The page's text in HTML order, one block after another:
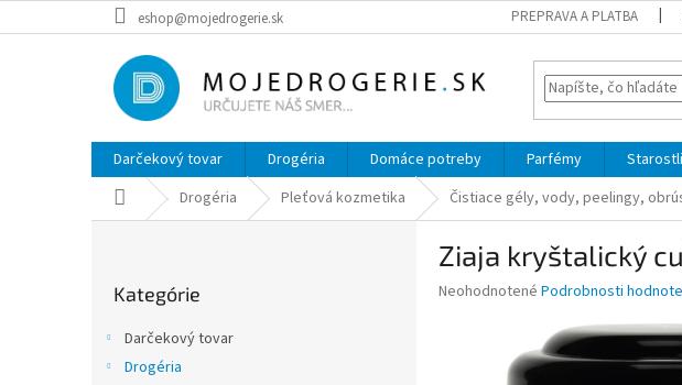
na
eshop@mojedrogerie.sk PREPRAVA A PLATBA
Darčekový tovar Drogéria Domáce potreby Parfémy
DomovDrogéria Pleťová kozmetika Čistiace gély, vody, peelingy,
kategórie
Kategórie
Darčekový tovar
Drogéria
Ziaja kryštalický
Priemerné
Neohodnotené Podrobnosti